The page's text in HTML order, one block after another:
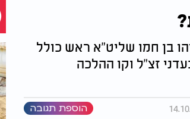
בן חמו שליט"א ראש כולל
זצ"ל וקו ההלכה
הוספת תגובה